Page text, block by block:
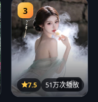
3
14集
7.5 51万次播放